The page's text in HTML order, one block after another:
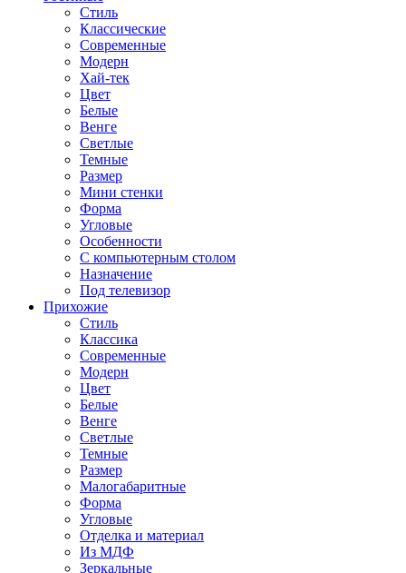
Стиль
Классические
Современные
Модерн
Хай-тек
Цвет
Белые
Венге
Светлые
Темные
Размер
Мини стенки
Форма
Угловые
Особенности
С компьютерным столом
Назначение
Под телевизор
Прихожие
Стиль
Классика
Современные
Модерн
Цвет
Белые
Венге
Светлые
Темные
Размер
Малогабаритные
Форма
Угловые
Отделка и материал
Из МДФ
Зеркальные